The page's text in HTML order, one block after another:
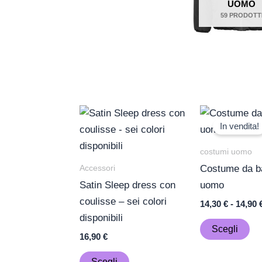
UOMO
59
Accessori
Satin Sleep dress con
coulisse – sei colori
disponibili
16,90€
Questo
prodotto
In vendita!
costumi uomo
Costume da
uomo
14,30 € - 14,90
Scegli